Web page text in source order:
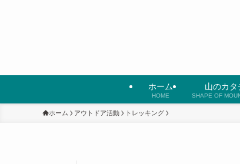
ホーム
HOME
山のカタ
SHAPE OF
ホーム アウトドア活動 トレッキング